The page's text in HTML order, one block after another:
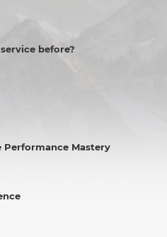
before?
Performance Mastery